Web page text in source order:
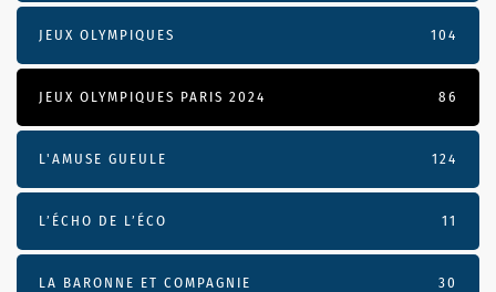
JEUX OLYMPIQUES 104
JEUX OLYMPIQUES PARIS 2024 86
L'AMUSE GUEULE 124
L’ÉCHO DE L’ÉCO 11
LA BARONNE ET COMPAGNIE 30